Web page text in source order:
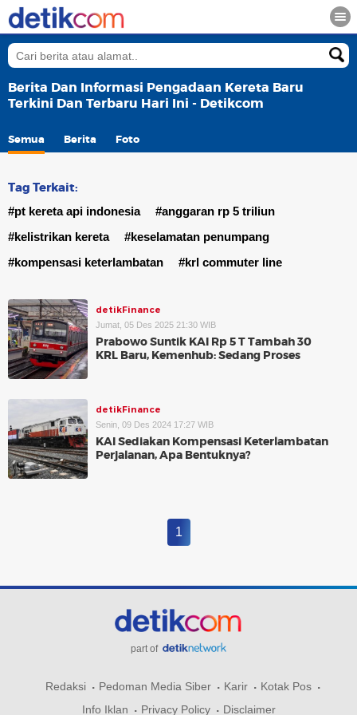
Berita Dan Informasi Pengadaan Kereta Baru
Terkini Dan Terbaru Hari Ini - Detikcom
Semua Berita Foto
Tag Terkait:
#pt kereta api indonesia
#anggaran rp 5 triliun
#kelistrikan kereta
#keselamatan penumpang
#kompensasi keterlambatan
#krl commuter line
detikFinance
Jumat, 05 Des 2025 21:30 WIB
Prabowo Suntik KAI Rp 5 T Tambah 30
KRL Baru, Kemenhub: Sedang Proses
detikFinance
Senin, 09 Des 2024 17:27 WIB
KAI Sediakan Kompensasi Keterlambatan
Perjalanan, Apa Bentuknya?
1
part of
Redaksi Pedoman Media Siber Karir
Kotak Pos
Info Iklan
Privacy Policy Disclaimer